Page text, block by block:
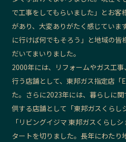
で工事をしてもらいました」とお客
があり、大変ありがたく感じていま
に行けば何でもそろう」と地域の皆
だいてまいりました。
2000年には、リフォームやガス工
行う店舗として、東邦ガス指定店「
た。さらに2023年には、暮らしに
供する店舗として「東邦ガスくらし
「リビングイジマ 東邦ガスくらし
タートを切りました。長年にわたり